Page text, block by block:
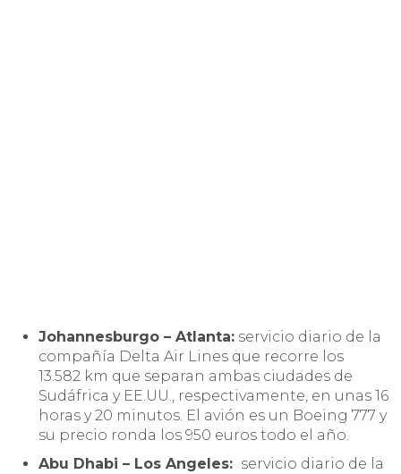
Johannesburgo – Atlanta: servicio diario de la
compañía Delta Air Lines que recorre los
13.582 km que separan ambas ciudades de
Sudáfrica y EE.UU., respectivamente, en unas 16
horas y 20 minutos. El avión es un Boeing 777 y
su precio ronda los 950 euros todo el año.
Abu Dhabi – Los Angeles: servicio diario de la